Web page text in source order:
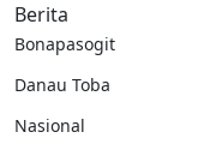
Berita
Bonapasogit
Danau Toba
Nasional